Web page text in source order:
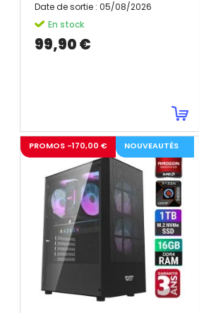
Date de sortie : 05/08/2026
En stock
99,90 €
PROMOS -170,00 € NOUVEAUTÉS